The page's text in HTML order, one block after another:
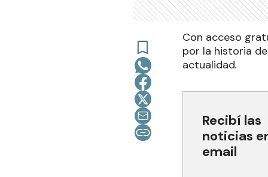
Con acceso
por la historia
actualidad.
Recibí las
noticias
email